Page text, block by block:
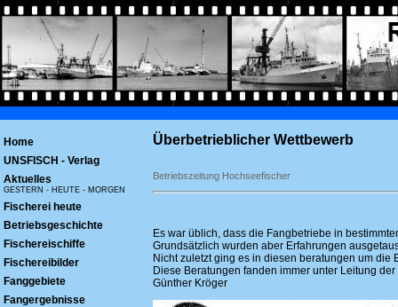
Home
UNSFISCH - Verlag
Aktuelles
GESTERN - HEUTE - MORGEN
Fischerei heute
Betriebsgeschichte
Fischereischiffe
Fischereibilder
Fanggebiete
Fangergebnisse
Überbetrieblicher Wettbewerb
Betriebszeitung Hochseefischer
Es war üblich, dass die Fangbetriebe in
Grundsätzlich wurden aber Erfahrungen
Nicht zuletzt ging es in diesen beratungen um
Diese Beratungen fanden immer unter Leitung
Günther Kröger